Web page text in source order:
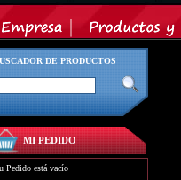
DE PRODUCTOS
MI PEDIDO
Pedido está vacío